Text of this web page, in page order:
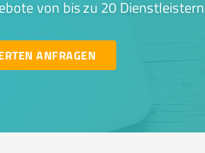
von bis zu 20
ANFRAGEN